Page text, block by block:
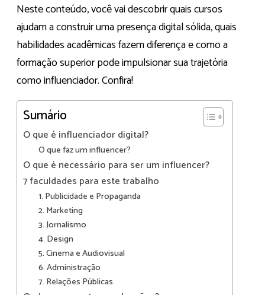
Neste conteúdo, você vai descobrir quais cursos
ajudam a construir uma presença digital sólida, quais
habilidades acadêmicas fazem diferença e como a
formação superior pode impulsionar sua trajetória
como influenciador. Confira!
Sumário
O que é influenciador digital?
O que faz um influencer?
O que é necessário para ser um influencer?
7 faculdades para este trabalho
1. Publicidade e Propaganda
2. Marketing
3. Jornalismo
4. Design
5. Cinema e Audiovisual
6. Administração
7. Relações Públicas